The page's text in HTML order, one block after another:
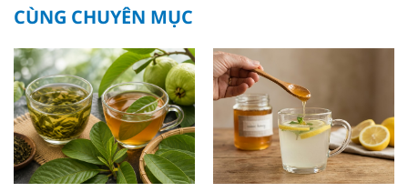
CÙNG CHUYÊN MỤC